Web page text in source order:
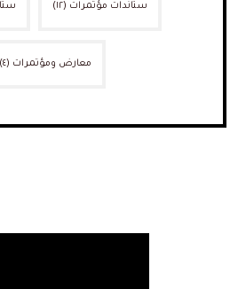
ستاندات مؤتمرات (١٢)
معارض ومؤتمرات (٤)